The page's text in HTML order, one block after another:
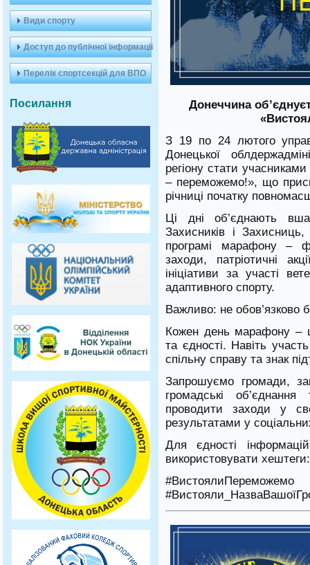
Види спорту
Доступ до публічної інформації
Перелік спортсекцій для ВПО
Посилання
Донеччина
З 19 по 24 лютого
Донецької
регіону стати
– переможемо!», що
річниці початку
Ці дні об’єднають
Захисників і
програмі марафону –
заходи, патріотичні
ініціативи за участі
адаптивного спорту.
Важливо: не обов’язково
Кожен день марафону –
та єдності. Навіть
спільну справу та знак
Запрошуємо громади,
громадські
проводити заходи у
результатами у
Для єдності
використовувати хештеги: